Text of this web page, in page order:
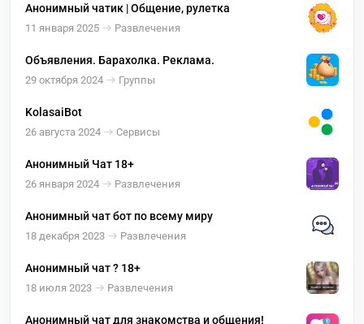
Анонимный чатик | Общение, рулетка
11 января 2025 Развлечения
Объявления. Барахолка. Реклама.
29 октября 2024 Группы
KolasaiBot
26 августа 2024 Сервисы
Анонимный Чат 18+
26 января 2024 Развлечения
Анонимный чат бот по всему миру
18 декабря 2023 Развлечения
Анонимный чат ? 18+
18 июля 2023 Развлечения
Анонимный чат для знакомства и общения!